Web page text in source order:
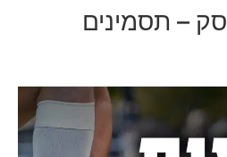
– תסמינים